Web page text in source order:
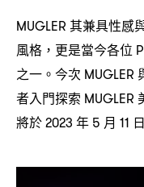
MUGLER 其兼具性感
風格 ， 更是當今各位
之一。今次 MUGLER
者入門探索 MUGLER
將於2023 年 5 月 11